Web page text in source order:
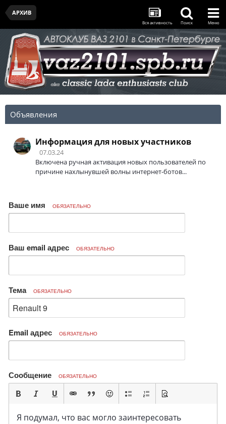
АРХИВ
Вся активность Поиск Меню
Объявления
Информация для новых участников
07.03.24
Включена ручная активация новых пользователей по
причине нахлынувшей волны интернет-ботов...
Ваше имя ОБЯЗАТЕЛЬНО
Ваш email адрес ОБЯЗАТЕЛЬНО
Тема ОБЯЗАТЕЛЬНО
Email адрес ОБЯЗАТЕЛЬНО
Сообщение ОБЯЗАТЕЛЬНО
Я подумал, что вас могло заинтересовать